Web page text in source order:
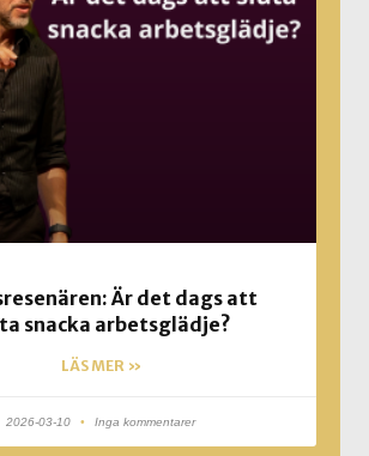
Är det dags att
snacka arbetsglädje?
LÄS MER »
2026-03-10 Inga kommentarer